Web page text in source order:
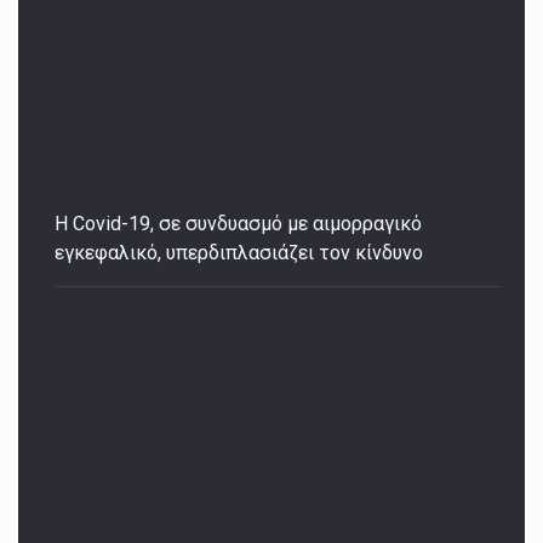
Η Covid-19, σε συνδυασμό με αιμορραγικό
εγκεφαλικό, υπερδιπλασιάζει τον κίνδυνο